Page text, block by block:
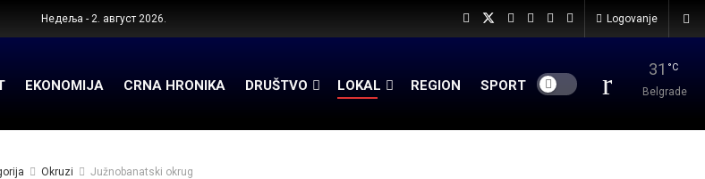
Недеља - 2. август 2026. Logovanje
EKONOMIJA CRNA HRONIKA DRUŠTVO LOKAL REGION SPORT
31 °C
Belgrade
Okruzi Južnobanatski okrug